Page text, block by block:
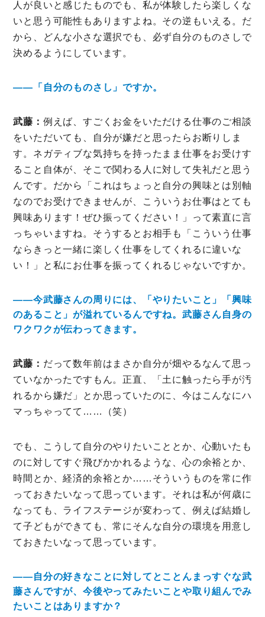
人が良いと感じたものでも、私が体験したら楽しくな
いと思う可能性もありますよね。その逆もいえる。だ
から、どんな小さな選択でも、必ず自分のものさしで
決めるようにしています。
――「自分のものさし」ですか。
武藤： 例えば、すごくお金をいただける仕事のご相談
をいただいても、自分が嫌だと思ったらお断りしま
す。ネガティブな気持ちを持ったまま仕事をお受けす
ること自体が、そこで関わる人に対して失礼だと思う
んです。だから「これはちょっと自分の興味とは別軸
なのでお受けできませんが、こういうお仕事はとても
興味あります！ぜひ振ってください！」って素直に言
っちゃいますね。そうするとお相手も「こういう仕事
ならきっと一緒に楽しく仕事をしてくれるに違いな
い！」と私にお仕事を振ってくれるじゃないですか。
――今武藤さんの周りには、「やりたいこと」「興味
のあること」が溢れているんですね。武藤さん自身の
ワクワクが伝わってきます。
武藤： だって数年前はまさか自分が畑やるなんて思っ
ていなかったですもん。正直、「土に触ったら手が汚
れるから嫌だ」とか思っていたのに、今はこんなにハ
マっちゃってて……（笑）
でも、こうして自分のやりたいこととか、心動いたも
のに対してすぐ飛びかかれるような、心の余裕とか、
時間とか、経済的余裕とか……そういうものを常に作
っておきたいなって思っています。それは私が何歳に
なっても、ライフステージが変わって、例えば結婚し
て子どもができても、常にそんな自分の環境を用意し
ておきたいなって思っています。
――自分の好きなことに対してとことんまっすぐな武
藤さんですが、今後やってみたいことや取り組んでみ
たいことはありますか？